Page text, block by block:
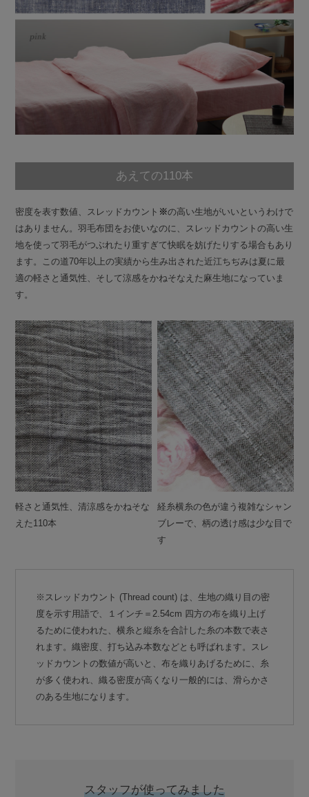
あえての110本
密度を表す数値、スレッドカウント ※の高い生地がいいというわけで
はありません。羽毛布団をお使いなのに、スレッドカウントの高い生
地を使って羽毛がつぶれたり重すぎて快眠を妨げたりする場合もあり
ます。この道70年以上の実績から生み出された近江ちぢみは夏に最
適の軽さと通気性、そして涼感をかねそなえた麻生地になっていま
す。
軽さと通気性、清涼感をかねそな
えた110本
経糸横糸の色が違う複雑なシャン
ブレーで、柄の透け感は少な目で
す
※スレッドカウント (Thread count) は、生地の織り目の密
度を示す用語で、１インチ＝2.54cm 四方の布を織り上げ
るために使われた、横糸と縦糸を合計した糸の本数で表さ
れます。織密度、打ち込み本数などとも呼ばれます。スレ
ッドカウントの数値が高いと、布を織りあげるために、糸
が多く使われ、織る密度が高くなり一般的には、滑らかさ
のある生地になります。
スタッフが使ってみました